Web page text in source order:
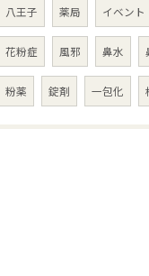
八王子 薬局 イベント
花粉症 風邪 鼻水
粉薬 錠剤 一包化